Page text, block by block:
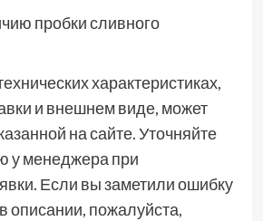
пробки сливного
характеристиках,
и внешнем виде, может
на сайте. Уточняйте
у менеджера при
Если вы заметили ошибку
описании, пожалуйста,